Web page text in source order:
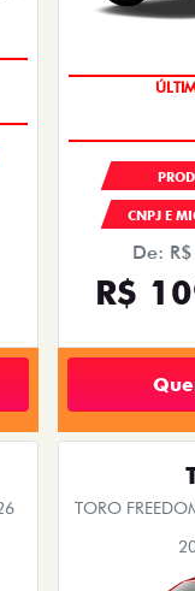
CNPJ E
De:
R$
TORO